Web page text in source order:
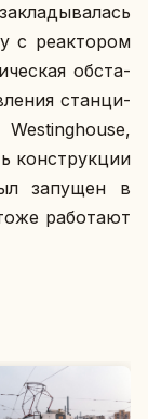
с ре­ак­то­ром
об­ста­
стан­ци­
кон­струк­ции
за­пу­щен в
ра­бо­та­ют